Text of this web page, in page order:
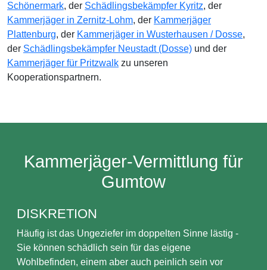
Schönermark, der Schädlingsbekämpfer Kyritz, der
Kammerjäger in Zernitz-Lohm, der Kammerjäger
Plattenburg, der Kammerjäger in Wusterhausen / Dosse,
der Schädlingsbekämpfer Neustadt (Dosse) und der
Kammerjäger für Pritzwalk zu unseren
Kooperationspartnern.
Kammerjäger-Vermittlung für
Gumtow
DISKRETION
Häufig ist das Ungeziefer im doppelten Sinne lästig -
Sie können schädlich sein für das eigene
Wohlbefinden, einem aber auch peinlich sein vor